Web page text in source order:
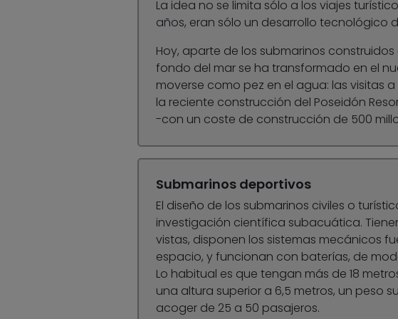
La idea no se limita sólo a los viajes
años, eran sólo un desarrollo tecnológico
Hoy, aparte de los submarinos
fondo del mar se ha transformado en el
moverse como pez en el agua: las visitas
la reciente construcción del Poseidón
-con un coste de construcción de 500
Submarinos deportivos
El diseño de los submarinos civiles o
investigación científica subacuática.
vistas, disponen los sistemas mecánicos
espacio, y funcionan con baterías, de
Lo habitual es que tengan más de 18
una altura superior a 6,5 metros, un peso
acoger de 25 a 50 pasajeros.